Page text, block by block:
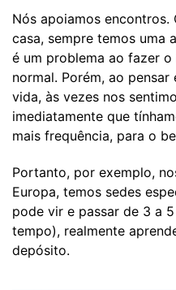
Nós apoiamos encontros.
casa, sempre temos uma
é um problema ao fazer
normal. Porém, ao
vida, às vezes nos
imediatamente que
mais frequência, para o
Portanto, por exemplo,
Europa, temos sedes
pode vir e passar de 3 a
tempo), realmente
depósito.